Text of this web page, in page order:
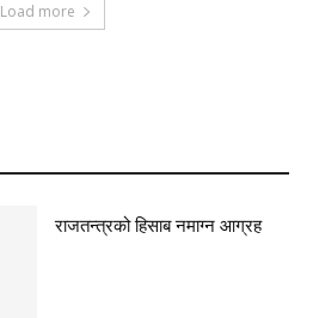
Load more
राजतन्त्रको हिसाब नमाग्न आग्रह